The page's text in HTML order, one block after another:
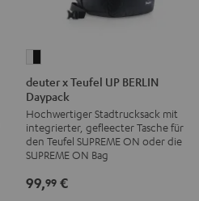
Teufel
UP
BERLIN
Daypack
&
deuter x Teufel UP BERLIN
Daypack
Hochwertiger Stadtrucksack mit
integrierter, gefleecter Tasche für
den Teufel SUPREME ON oder die
SUPREME ON Bag
99,99 €